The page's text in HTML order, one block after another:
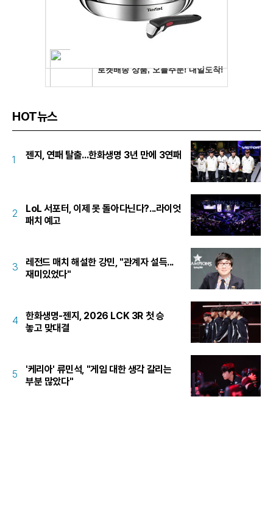
HOT뉴스
1 젠지, 연패 탈출...한화생명 3년 만에 3연패
2
LoL 서포터, 이제 못 돌아다닌다?...라이엇
패치 예고
3
레전드 매치 해설한 강민, "관계자 설득...
재미있었다"
4
한화생명-젠지, 2026 LCK 3R 첫 승
놓고 맞대결
5
'케리아' 류민석, "게임 대한 생각 갈리는
부분 많았다"